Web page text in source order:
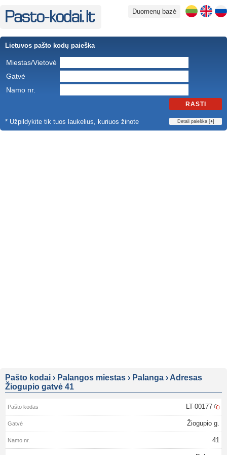
Duomenų bazė
Lietuvos pašto kodų paieška
Miestas/Vietovė
Gatvė
Namo nr.
RASTI
* Užpildykite tik tuos laukelius, kuriuos žinote Detali paieška [+]
Pašto kodai › Palangos miestas › Palanga › Adresas
Žiogupio gatvė 41
LT-00177
Žiogupio g.
41